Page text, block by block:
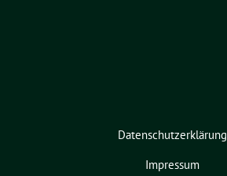
Datenschutzerklärung
Impressum